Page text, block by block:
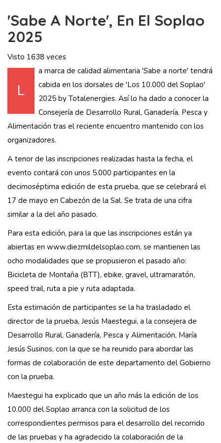
'Sabe A Norte', En El Soplao
2025
Visto 1638 veces
L
a marca de calidad alimentaria 'Sabe a norte' tendrá
cabida en los dorsales de 'Los 10.000 del Soplao'
2025 by Totalenergies. Así lo ha dado a conocer la
Consejería de Desarrollo Rural, Ganadería, Pesca y
Alimentación tras el reciente encuentro mantenido con los
organizadores.
A tenor de las inscripciones realizadas hasta la fecha, el
evento contará con unos 5.000 participantes en la
decimoséptima edición de esta prueba, que se celebrará el
17 de mayo en Cabezón de la Sal. Se trata de una cifra
similar a la del año pasado.
Para esta edición, para la que las inscripciones están ya
abiertas en www.diezmildelsoplao.com, se mantienen las
ocho modalidades que se propusieron el pasado año:
Bicicleta de Montaña (BTT), ebike, gravel, ultramaratón,
speed trail, ruta a pie y ruta adaptada.
Esta estimación de participantes se la ha trasladado el
director de la prueba, Jesús Maestegui, a la consejera de
Desarrollo Rural, Ganadería, Pesca y Alimentación, María
Jesús Susinos, con la que se ha reunido para abordar las
formas de colaboración de este departamento del Gobierno
con la prueba.
Maestegui ha explicado que un año más la edición de los
10.000 del Soplao arranca con la solicitud de los
correspondientes permisos para el desarrollo del recorrido
de las pruebas y ha agradecido la colaboración de la